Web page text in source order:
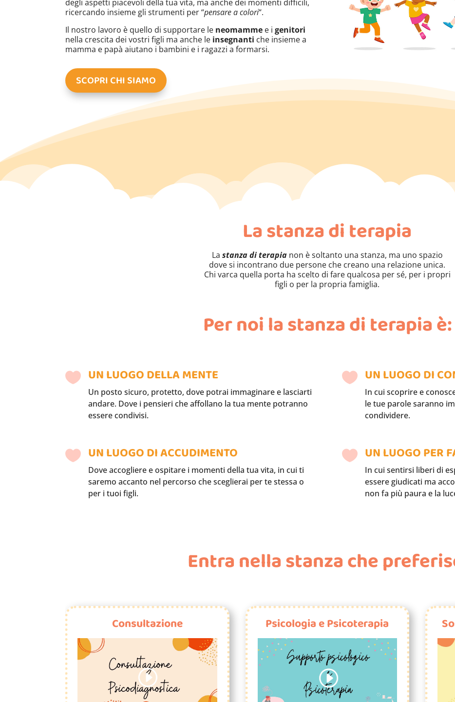
degli aspetti piacevoli della tua vita, ma anche dei momenti difficili,
ricercando insieme gli strumenti per “pensare a colori“.
Il nostro lavoro è quello di supportare le neomamme e igenitori
nella crescita dei vostri figli ma anche le insegnanti che insieme a
mamma e papà aiutano i bambini e i ragazzi a formarsi.
SCOPRI CHI SIAMO
La stanza di terapia
La stanza di terapianon è soltanto una stanza, ma uno spazio
dove si incontrano due persone che creano una relazione unica.
Chi varca quella porta ha scelto di fare qualcosa per sé, per i propri
figli o per la propria famiglia.
Per noi la stanza di terapia è:
 UN LUOGO DELLA MENTE
Un posto sicuro, protetto, dove potrai immaginare e lasciarti
andare. Dove i pensieri che affollano la tua mente potranno
essere condivisi.
 UN LUOGO DI
In cui scoprire e
le tue parole saranno
condividere.
 UN LUOGO DI ACCUDIMENTO
Dove accogliere e ospitare i momenti della tua vita, in cui ti
saremo accanto nel percorso che sceglierai per te stessa o
per i tuoi figli.
 UN LUOGO PER
In cui sentirsi liberi di
essere giudicati ma
non fa più paura e la
Entra nella stanza che
Consultazione Psicologia e Psicoterapia